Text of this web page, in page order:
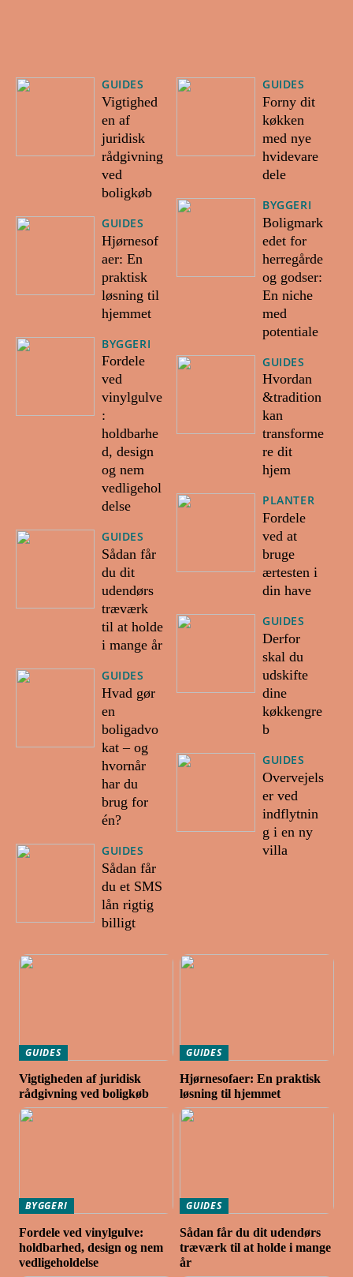
GUIDES
Vigtighed
en af
juridisk
rådgivning
ved
boligkøb
GUIDES
Hjørnesof
aer: En
praktisk
løsning til
hjemmet
BYGGERI
Fordele
ved
vinylgulve
:
holdbarhe
d, design
og nem
vedligehol
delse
GUIDES
Sådan får
du dit
udendørs
træværk
til at holde
i mange år
GUIDES
Hvad gør
en
boligadvo
kat – og
hvornår
har du
brug for
én?
GUIDES
Sådan får
du et SMS
lån rigtig
billigt
GUIDES
Forny dit
køkken
med nye
hvidevare
dele
BYGGERI
Boligmark
edet for
herregårde
og godser:
En niche
med
potentiale
GUIDES
Hvordan
&tradition
kan
transforme
re dit
hjem
PLANTER
Fordele
ved at
bruge
ærtesten i
din have
GUIDES
Derfor
skal du
udskifte
dine
køkkengre
b
GUIDES
Overvejels
er ved
indflytnin
g i en ny
villa
GUIDES
Vigtigheden af juridisk
rådgivning ved boligkøb
GUIDES
Hjørnesofaer: En praktisk
løsning til hjemmet
BYGGERI
Fordele ved vinylgulve:
holdbarhed, design og nem
vedligeholdelse
GUIDES
Sådan får du dit udendørs
træværk til at holde i mange
år